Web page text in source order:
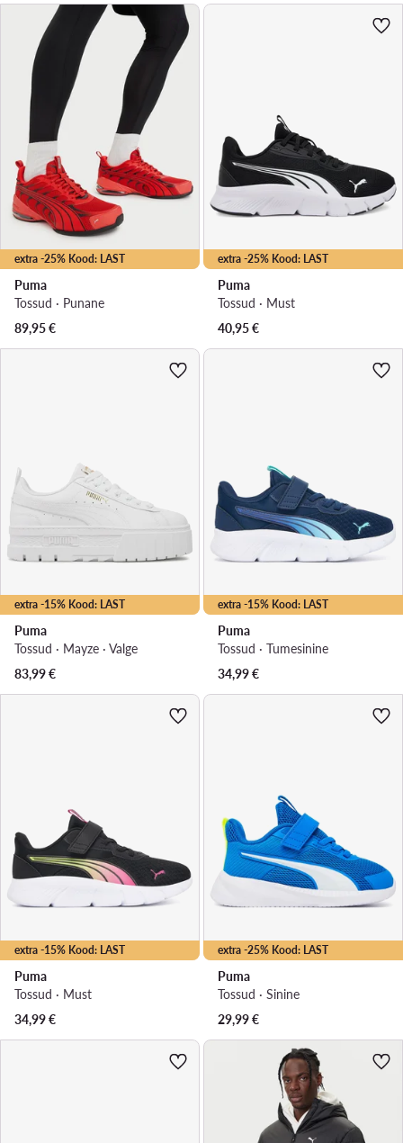
extra -25% Kood: LAST
Puma
Tossud · Punane
89,95€
extra -25% Kood: LAST
Puma
Tossud · Must
40,95€
extra -15% Kood: LAST
Puma
Tossud · Mayze · Valge
83,99€
extra -15% Kood: LAST
Puma
Tossud · Tumesinine
34,99€
extra -15% Kood: LAST
Puma
Tossud · Must
34,99€
extra -25% Kood: LAST
Puma
Tossud · Sinine
29,99€